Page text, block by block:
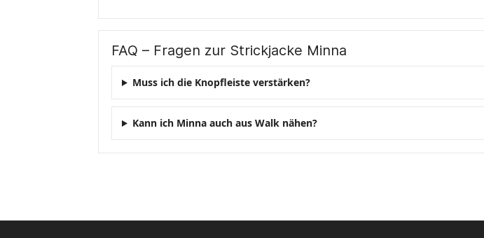
FAQ – Fragen zur Strickjacke Minna
Muss ich die Knopfleiste verstärken?
Kann ich Minna auch aus Walk nähen?